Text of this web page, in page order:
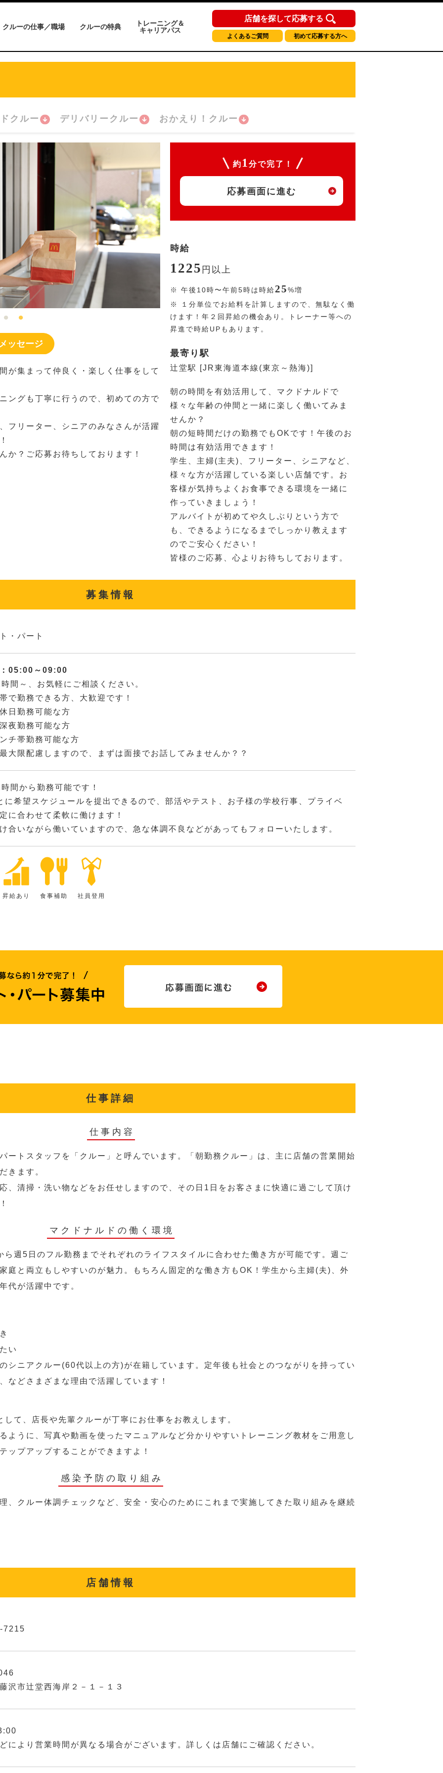
クルーの仕事／職場 クルーの特典
トレーニング＆
キャリアパス
店舗を探して応募する
よくあるご質問 初めて応募する方へ
クルー デリバリークルー おかえり！クルー
ッセージ
が集まって仲良く・楽しく仕事をして
ングも丁寧に行うので、初めての方で
フリーター、シニアのみなさんが活躍
か？ご応募お待ちしております！
約 1 分で完了！
応募画面に進む
時給
1225 円 以上
※ 午後10時〜午前5時は時給25%増
※
１分単位でお給料を計算しますので、無駄なく働
けます！年２回昇給の機会あり。トレーナー等への
昇進で時給UPもあります。
最寄り駅
辻堂駅 [JR東海道本線(東京～熱海)]
朝の時間を有効活用して、マクドナルドで
様々な年齢の仲間と一緒に楽しく働いてみま
せんか？
朝の短時間だけの勤務でもOKです！午後のお
時間は有効活用できます！
学生、主婦(主夫)、フリーター、シニアなど、
様々な方が活躍している楽しい店舗です。お
客様が気持ちよくお食事できる環境を一緒に
作っていきましょう！
アルバイトが初めてや久しぶりという方で
も、できるようになるまでしっかり教えます
のでご安心ください！
皆様のご応募、心よりお待ちしております。
募集情報
・パート
05:00～09:00
間～、お気軽にご相談ください。
で勤務できる方、大歓迎です！
日勤務可能な方
夜勤務可能な方
チ帯勤務可能な方
大限配慮しますので、まずは面接でお話してみませんか？？
間から勤務可能です！
に希望スケジュールを提出できるので、部活やテスト、お子様の学校行事、プライベ
に合わせて柔軟に働けます！
合いながら働いていますので、急な体調不良などがあってもフォローいたします。
昇給あり 食事補助 社員登用
仕事詳細
仕事内容
ートスタッフを「クルー」と呼んでいます。「朝勤務クルー」は、主に店舗の営業開始
きます。
、清掃・洗い物などをお任せしますので、その日1日をお客さまに快適に過ごして頂け
マクドナルドの働く環境
週5日のフル勤務までそれぞれのライフスタイルに合わせた働き方が可能です。週ご
庭と両立もしやすいのが魅力。もちろん固定的な働き方もOK！学生から主婦(夫)、外
代が活躍中です。
い
シニアクルー(60代以上の方)が在籍しています。定年後も社会とのつながりを持ってい
などさまざまな理由で活躍しています！
て、店長や先輩クルーが丁寧にお仕事をお教えします。
ように、写真や動画を使ったマニュアルなど分かりやすいトレーニング教材をご用意し
ップアップすることができますよ！
感染予防の取り組み
、クルー体調チェックなど、安全・安心のためにこれまで実施してきた取り組みを継続
店舗情報
7215
沢市辻堂西海岸２－１－１３
により営業時間が異なる場合がございます。詳しくは店舗にご確認ください。